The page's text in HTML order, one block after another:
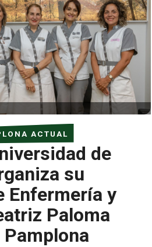
ACTUAL
de
su
Enfermería y
Paloma